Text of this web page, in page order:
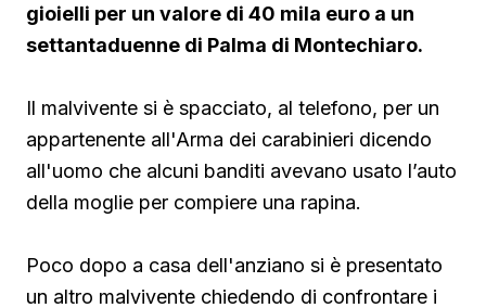
gioielli per un valore di 40 mila euro a un
settantaduenne di Palma di Montechiaro.
Il malvivente si è spacciato, al telefono, per un
appartenente all'Arma dei carabinieri dicendo
all'uomo che alcuni banditi avevano usato l’auto
della moglie per compiere una rapina.
Poco dopo a casa dell'anziano si è presentato
un altro malvivente chiedendo di confrontare i